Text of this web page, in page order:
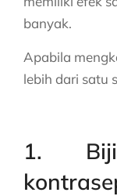
banyak.
Apabila
lebih dari satu
1. Biji